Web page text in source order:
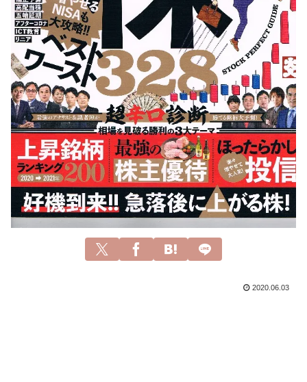
2020.06.03